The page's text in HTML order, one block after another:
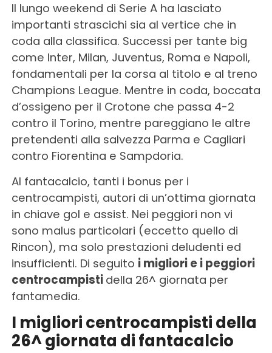
Il lungo weekend di Serie A ha lasciato
importanti strascichi sia al vertice che in
coda alla classifica. Successi per tante big
come Inter, Milan, Juventus, Roma e Napoli,
fondamentali per la corsa al titolo e al treno
Champions League. Mentre in coda, boccata
d’ossigeno per il Crotone che passa 4-2
contro il Torino, mentre pareggiano le altre
pretendenti alla salvezza Parma e Cagliari
contro Fiorentina e Sampdoria.
Al fantacalcio, tanti i bonus per i
centrocampisti, autori di un’ottima giornata
in chiave gol e assist. Nei peggiori non vi
sono malus particolari (eccetto quello di
Rincon), ma solo prestazioni deludenti ed
insufficienti. Di seguito i migliori e i peggiori
centrocampisti della 26^ giornata per
fantamedia.
I migliori centrocampisti della
26^ giornata di fantacalcio